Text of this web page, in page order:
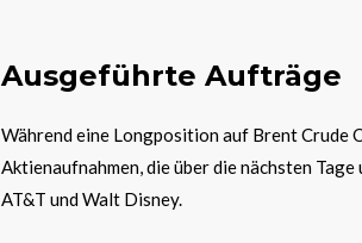
Ausgeführte Aufträge
Während eine Longposition auf Brent Crude
Aktienaufnahmen, die über die nächsten
AT&T und Walt Disney.